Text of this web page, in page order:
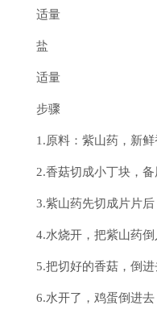
适量
盐
适量
步骤
1.原料：紫山药，新
2.香菇切成小丁块，备
3.紫山药先切成片片
4.水烧开，把紫山药
5.把切好的香菇，倒进
6.水开了，鸡蛋倒进